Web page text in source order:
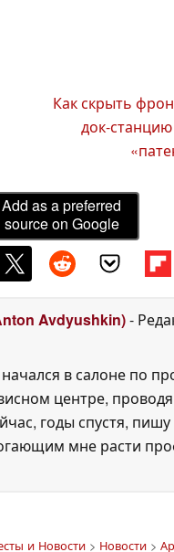
Как скрыть
док-
Add as a preferred
source on Google
Avdyushkin)-
в салоне по
центре,
годы спустя,
мне расти
и Новости> Новости>